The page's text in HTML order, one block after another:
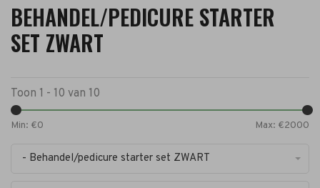
BEHANDEL/PEDICURE STARTER
SET ZWART
Toon 1 - 10 van 10
Min: €0 Max: €2000
- Behandel/pedicure starter set ZWART